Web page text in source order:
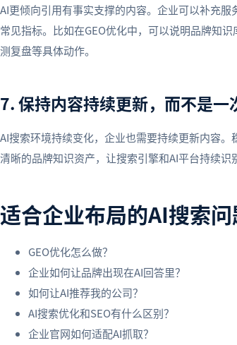
AI更倾向引用有事实支撑的内容。企业可以补充
常见指标。比如在GEO优化中，可以说明品牌知
测复盘等具体动作。
7. 保持内容持续更新，而不是一
AI搜索环境持续变化，企业也需要持续更新内容
清晰的品牌知识资产，让搜索引擎和AI平台持续识
适合企业布局的AI搜索
GEO优化怎么做？
企业如何让品牌出现在AI回答里？
如何让AI推荐我的公司？
AI搜索优化和SEO有什么区别？
企业官网如何适配AI抓取？